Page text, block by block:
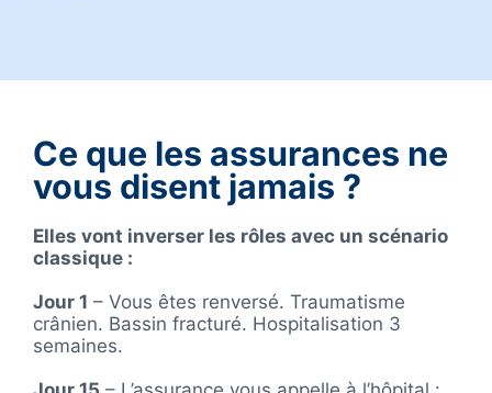
Ce que les assurances ne
vous disent jamais ?
Elles vont inverser les rôles avec un scénario
classique :
Jour 1 – Vous êtes renversé. Traumatisme
crânien. Bassin fracturé. Hospitalisation 3
semaines.